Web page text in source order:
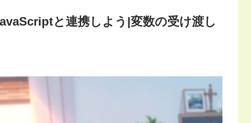
と連携しよう|変数の受け渡し